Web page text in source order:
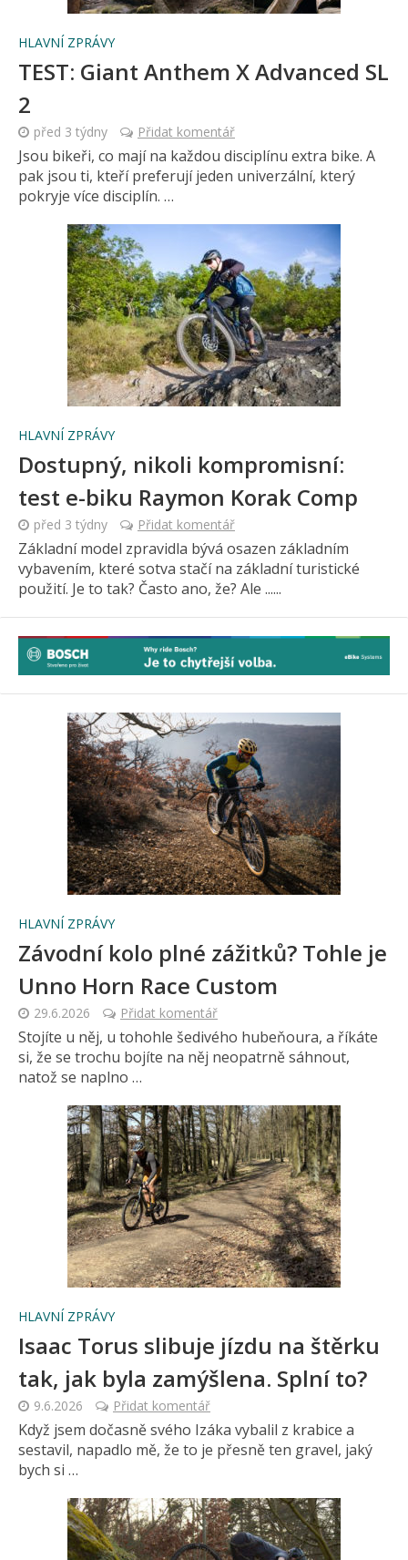
HLAVNÍ ZPRÁVY
TEST: Giant Anthem X Advanced SL
2
před 3 týdny Přidat komentář
Jsou bikeři, co mají na každou disciplínu extra bike. A
pak jsou ti, kteří preferují jeden univerzální, který
pokryje více disciplín. …
HLAVNÍ ZPRÁVY
Dostupný, nikoli kompromisní:
test e-biku Raymon Korak Comp
před 3 týdny Přidat komentář
Základní model zpravidla bývá osazen základním
vybavením, které sotva stačí na základní turistické
použití. Je to tak? Často ano, že? Ale ......
HLAVNÍ ZPRÁVY
Závodní kolo plné zážitků? Tohle je
Unno Horn Race Custom
29.6.2026 Přidat komentář
Stojíte u něj, u tohohle šedivého hubeňoura, a říkáte
si, že se trochu bojíte na něj neopatrně sáhnout,
natož se naplno …
HLAVNÍ ZPRÁVY
Isaac Torus slibuje jízdu na štěrku
tak, jak byla zamýšlena. Splní to?
9.6.2026 Přidat komentář
Když jsem dočasně svého Izáka vybalil z krabice a
sestavil, napadlo mě, že to je přesně ten gravel, jaký
bych si …